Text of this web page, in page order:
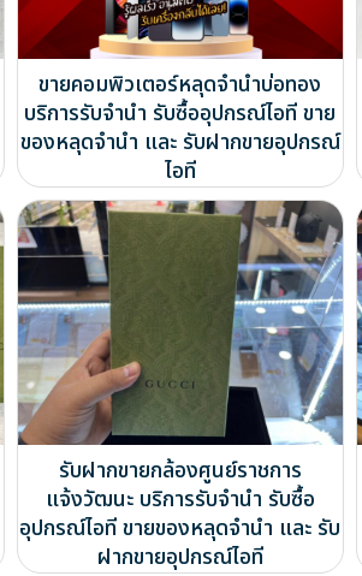
ขายคอมพิวเตอร์หลุดจำนำบ่อทอง
บริการรับจำนำ รับซื้ออุปกรณ์ไอที ขาย
ของหลุดจำนำ และ รับฝากขายอุปกรณ์
ไอที
รับฝากขายกล้องศูนย์ราชการ
แจ้งวัฒนะ บริการรับจำนำ รับซื้อ
อุปกรณ์ไอที ขายของหลุดจำนำ และ รับ
ฝากขายอุปกรณ์ไอที